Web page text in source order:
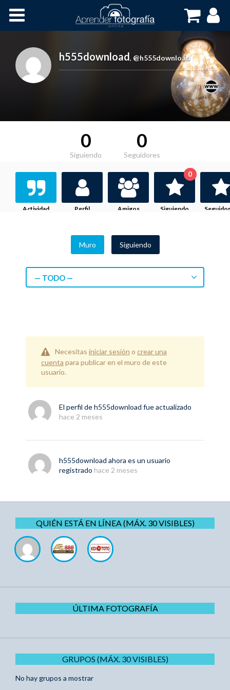
Cursos OnLine
h555download, @h555download
0
Siguiendo
0
Seguidores
Actividad Perfil Amigos Siguiendo
0
Muro Siguiendo
— TODO —
Necesitas iniciar sesión o crear una
cuenta para publicar en el muro de este
usuario.
El perfil deh555download fue actualizado
hace 2 meses
h555download ahora es un usuario
registrado hace 2 meses
QUIÉN ESTÁ EN LÍNEA (MÁX. 30 VISIBLES)
ÚLTIMA FOTOGRAFÍA
GRUPOS (MÁX. 30 VISIBLES)
No hay grupos a mostrar